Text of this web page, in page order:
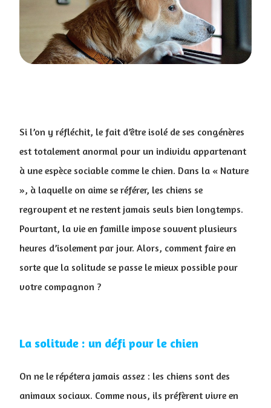
Si l’on y réfléchit, le fait d’être isolé de ses congénères
est totalement anormal pour un individu appartenant
à une espèce sociable comme le chien. Dans la « Nature
», à laquelle on aime se référer, les chiens se
regroupent et ne restent jamais seuls bien longtemps.
Pourtant, la vie en famille impose souvent plusieurs
heures d’isolement par jour. Alors, comment faire en
sorte que la solitude se passe le mieux possible pour
votre compagnon ?
La solitude : un défi pour le chien
On ne le répétera jamais assez : les chiens sont des
animaux sociaux. Comme nous, ils préfèrent vivre en